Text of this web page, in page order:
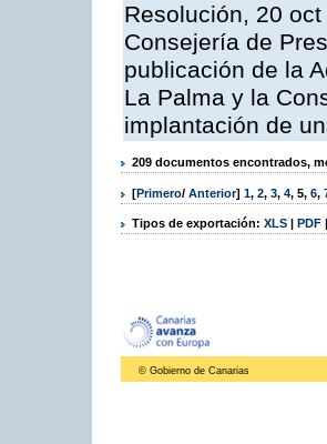
Resolución, 20
Consejería de
publicación de la
La Palma y la
implantación de
209 documentos encontrados,
[Primero/ Anterior] 1, 2, 3, 4, 5, 6,
Tipos de exportación: XLS | PDF |
© Gobierno de Canarias